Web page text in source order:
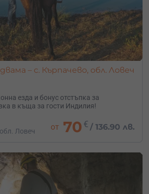
– с. Кърпачево, обл. Ловеч
езда и бонус отстъпка за
в къща за гости Индилия!
Ловеч
от 70 € /136.90 лв.